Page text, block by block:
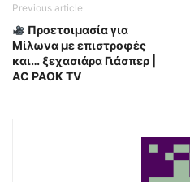
Previous article
Προετοιμασία για
Μίλωνα με επιστροφές
και… ξεχασιάρα Γιάσπερ |
AC PAOK TV